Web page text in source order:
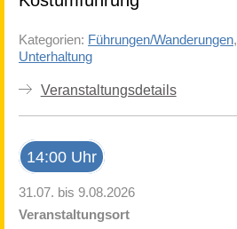
Kategorien: Führungen/Wanderungen,
Unterhaltung
Veranstaltungsdetails
14:00 Uhr
31.07. bis 9.08.2026
Veranstaltungsort